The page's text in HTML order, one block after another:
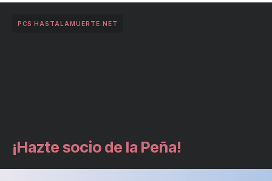
PCS HASTALAMUERTE.NET
¡Hazte socio de la Peña!